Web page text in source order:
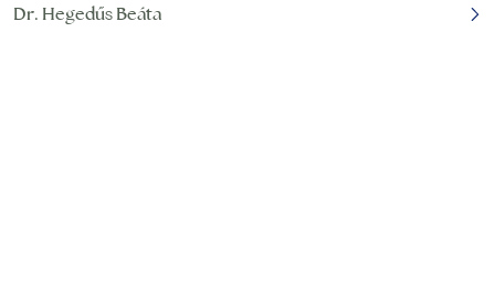
Dr. Hegedűs Beáta